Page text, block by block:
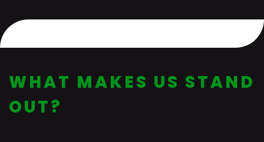
WHAT MAKES US STAND
OUT?